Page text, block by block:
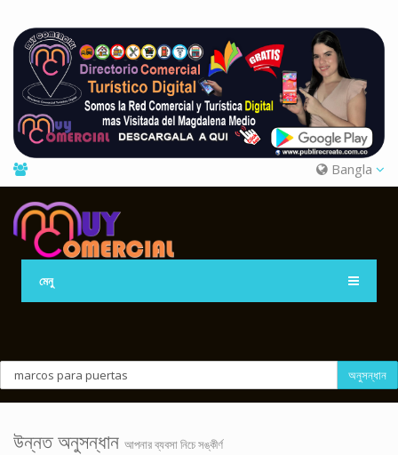
Bangla
মেনু
অনুসন্ধান
উন্নত অনুসন্ধান আপনার ব্যবসা নিচে সঙ্কীর্ণ